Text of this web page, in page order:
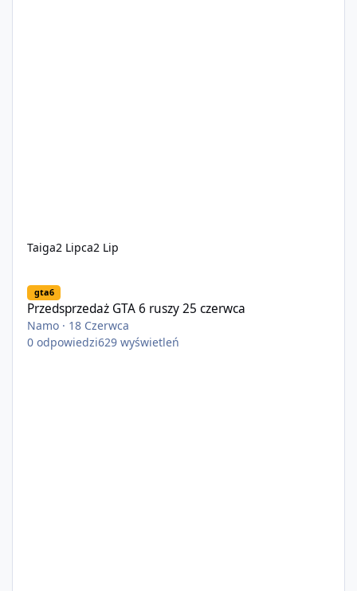
Taiga2 Lipca2 Lip
gta6
Przedsprzedaż GTA 6 ruszy 25 czerwca
Namo · 18 Czerwca
0 odpowiedzi629 wyświetleń